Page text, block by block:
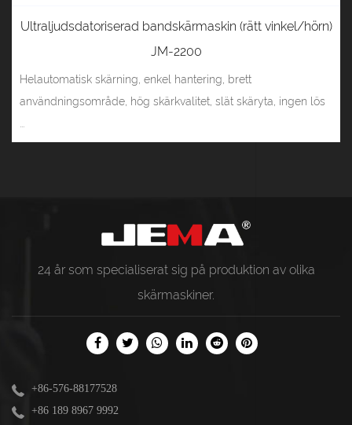
Ultraljudsdatoriserad bandskärmaskin (rätt vinkel/hörn)
JM-2200
Helautomatisk skärning, enkel hantering, brett
användningsområde, hög skärkvalitet, slät skäryta, ingen lös
24 år som specialiserat sig på produktion av olika
skärmaskiner.
+86-576-88177528
+86 189 8967 9992